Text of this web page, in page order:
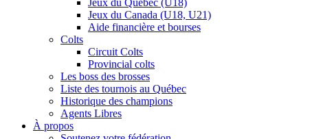
Jeux du Québec (U18)
Jeux du Canada (U18, U21)
Aide financière et bourses
Colts
Circuit Colts
Provincial colts
Les boss des brosses
Liste des tournois au Québec
Historique des champions
Agents Libres
À propos